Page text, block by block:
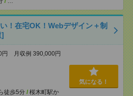
！在宅OK！Webデザイン＋制
]
円 月収例 390,000円
徒歩5分 / 桜木町駅か
気になる！